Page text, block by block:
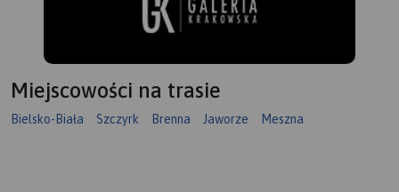
Miejscowości na trasie
Bielsko-Biała Szczyrk Brenna Jaworze Meszna